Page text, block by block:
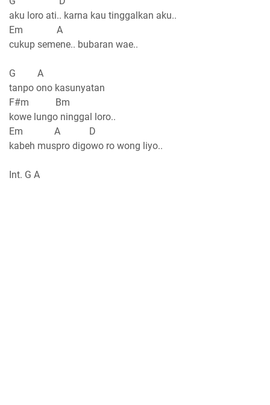
aku loro ati.. karna kau tinggalkan aku..
Em A
cukup semene.. bubaran wae..
G A
tanpo ono kasunyatan
F#m Bm
kowe lungo ninggal loro..
Em A D
kabeh muspro digowo ro wong liyo..
Int. G A